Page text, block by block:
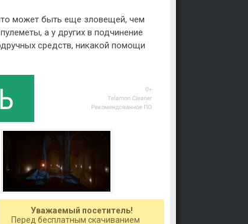
может быть еще зловещей, чем
а у других в подчинение
средств, никакой помощи
Уважаемый посетитель!
Перед бесплатным скачиванием